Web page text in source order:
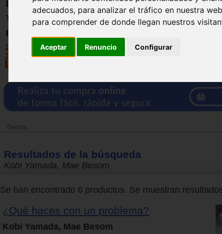
adecuados, para analizar el tráfico en nuestra
para comprender de donde llegan nuestros
Aceptar Renuncio Configurar
Directorio
Trabajo
Registro
Tienda
Resultados de la búsqueda
Kobi Yamada, Mae Besom
Se han encontrado 6 productos. Se muestran
¿Qué haces con un problema?
Kobi Yamada, Mae Besom